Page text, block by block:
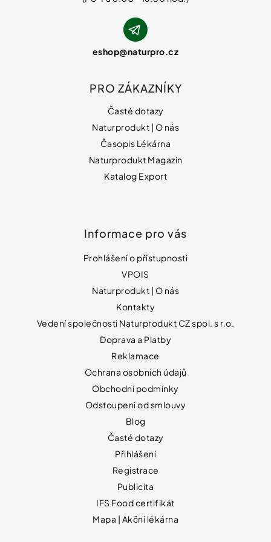
eshop@naturpro.cz
PRO ZÁKAZNÍKY
Časté dotazy
Naturprodukt | O nás
Časopis Lékárna
Naturprodukt Magazín
Katalog Export
Informace pro vás
Prohlášení o přístupnosti
VPOIS
Naturprodukt | O nás
Kontakty
Vedení společnosti Naturprodukt CZ spol. s r.o.
Doprava a Platby
Reklamace
Ochrana osobních údajů
Obchodní podmínky
Odstoupení od smlouvy
Blog
Časté dotazy
Přihlášení
Registrace
Publicita
IFS Food certifikát
Mapa | Akční lékárna